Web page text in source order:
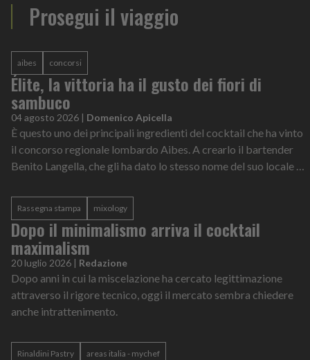
Prosegui il viaggio
aibes concorsi
Élite, la vittoria ha il gusto dei fiori di
sambuco
04 agosto 2026 | Domenico Apicella
È questo uno dei principali ingredienti del cocktail che ha vinto
il concorso regionale lombardo Aibes. A crearlo il bartender
Benito Langella, che gli ha dato lo stesso nome del suo locale di
Rassegna stampa mixology
Dopo il minimalismo arriva il cocktail
maximalism
20 luglio 2026 | Redazione
Dopo anni in cui la miscelazione ha cercato legittimazione
attraverso il rigore tecnico, oggi il mercato sembra chiedere
anche intrattenimento.
Rinaldini Pastry areas italia - mychef